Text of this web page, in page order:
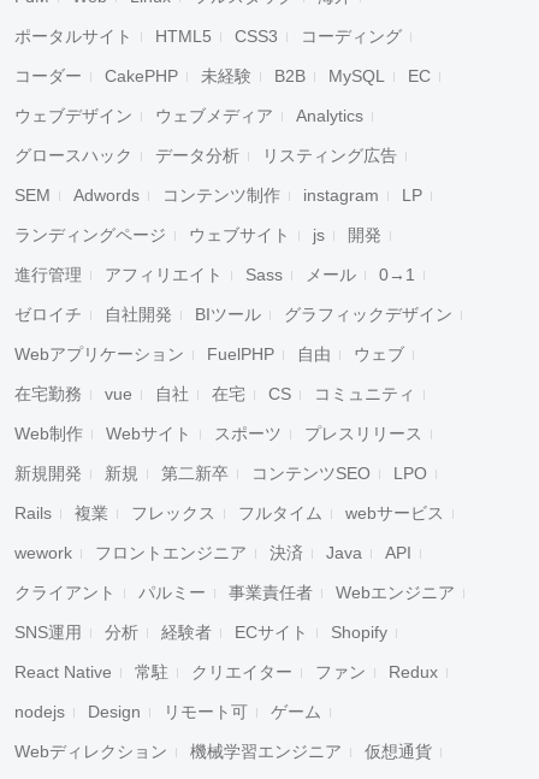
ポータルサイト HTML5 CSS3 コーディング
コーダー CakePHP 未経験 B2B MySQL EC
ウェブデザイン ウェブメディア Analytics
グロースハック データ分析 リスティング広告
SEM Adwords コンテンツ制作 instagram LP
ランディングページ ウェブサイト js 開発
進行管理 アフィリエイト Sass メール 0→1
ゼロイチ 自社開発 BIツール グラフィックデザイン
Webアプリケーション FuelPHP 自由 ウェブ
在宅勤務 vue 自社 在宅 CS コミュニティ
Web制作 Webサイト スポーツ プレスリリース
新規開発 新規 第二新卒 コンテンツSEO LPO
Rails 複業 フレックス フルタイム webサービス
wework フロントエンジニア 決済 Java API
クライアント パルミー 事業責任者 Webエンジニア
SNS運用 分析 経験者 ECサイト Shopify
React Native 常駐 クリエイター ファン Redux
nodejs Design リモート可 ゲーム
Webディレクション 機械学習エンジニア 仮想通貨